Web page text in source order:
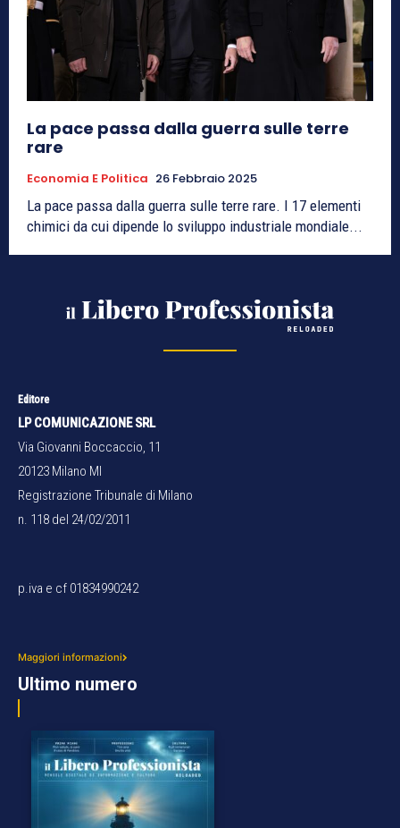
La pace passa dalla guerra sulle terre
rare
Economia E Politica 26 Febbraio 2025
La pace passa dalla guerra sulle terre rare. I 17 elementi
chimici da cui dipende lo sviluppo industriale mondiale...
Editore
LP COMUNICAZIONE SRL
Via Giovanni Boccaccio, 11
20123 Milano MI
Registrazione Tribunale di Milano
n. 118 del 24/02/2011
p.iva e cf 01834990242
Maggiori informazioni
Ultimo numero